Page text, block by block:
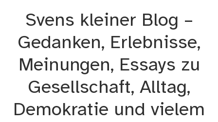
Svens kleiner Blog –
Gedanken, Erlebnisse,
Meinungen, Essays zu
Gesellschaft, Alltag,
Demokratie und vielem